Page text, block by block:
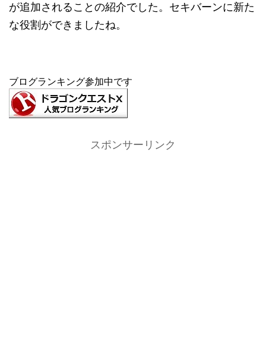
が追加されることの紹介でした。セキバーンに新た
な役割ができましたね。
ブログランキング参加中です
スポンサーリンク